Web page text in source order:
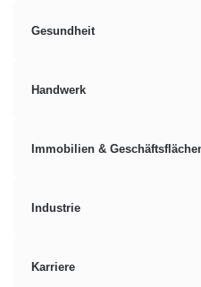
Gesundheit
Handwerk
Immobilien &
Industrie
Karriere